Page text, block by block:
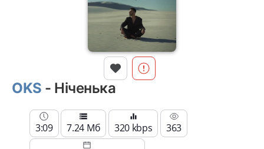
OKS - Ніченька
3:09 7.24 Мб 320 kbps 363